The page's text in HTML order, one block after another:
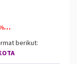
berikut: